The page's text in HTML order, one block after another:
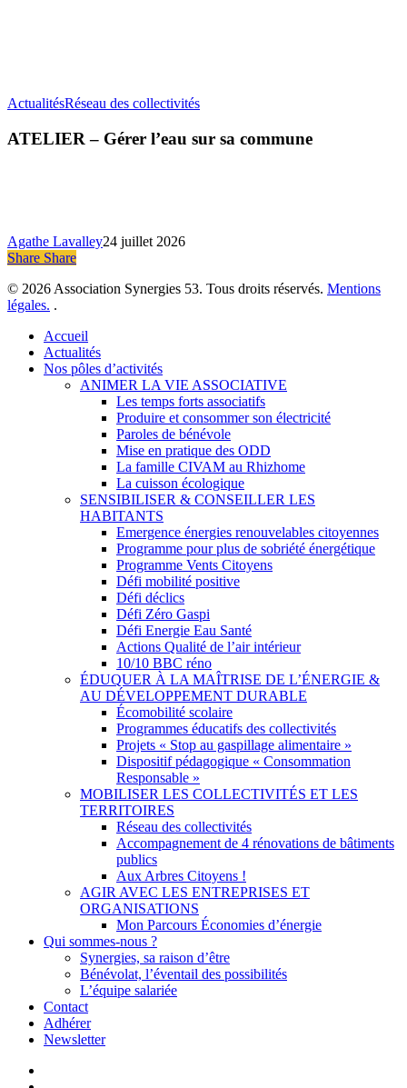
ActualitésRéseau des collectivitésATELIER
Gérer
ATELIER – Gérer l’eau sur sa commune
Agathe Lavalley24 juillet 2026
Share
Share Share
© 2026 Association Synergies 53. Tous droits réservés. Mentions
légales. .
Close
Menu
Accueil
Actualités
Nos pôles d’activités
ANIMER LA VIE ASSOCIATIVE
Les temps forts associatifs
Produire et consommer son électricité
Paroles de bénévole
Mise en pratique des ODD
La famille CIVAM au Rhizhome
La cuisson écologique
SENSIBILISER & CONSEILLER LES
HABITANTS
Emergence énergies renouvelables citoyennes
Programme pour plus de sobriété énergétique
Programme Vents Citoyens
Défi mobilité positive
Défi déclics
Défi Zéro Gaspi
Défi Energie Eau Santé
Actions Qualité de l’air intérieur
10/10 BBC réno
ÉDUQUER À LA MAÎTRISE DE L’ÉNERGIE &
AU DÉVELOPPEMENT DURABLE
Écomobilité scolaire
Programmes éducatifs des collectivités
Projets « Stop au gaspillage alimentaire »
Dispositif pédagogique « Consommation
Responsable »
MOBILISER LES COLLECTIVITÉS ET LES
TERRITOIRES
Réseau des collectivités
Accompagnement de 4 rénovations de bâtiments
publics
Aux Arbres Citoyens !
AGIR AVEC LES ENTREPRISES ET
ORGANISATIONS
Mon Parcours Économies d’énergie
Qui sommes-nous ?
Synergies, sa raison d’être
Bénévolat, l’éventail des possibilités
L’équipe salariée
Contact
Adhérer
Newsletter